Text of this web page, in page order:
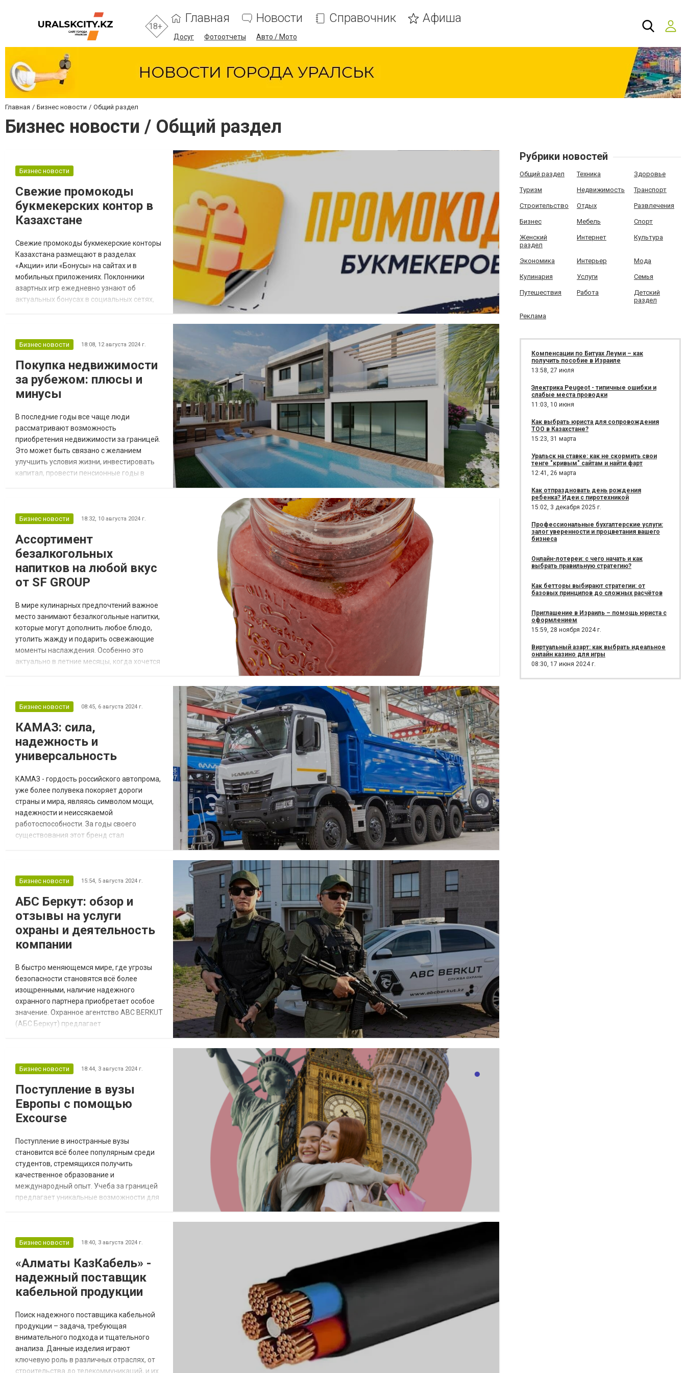
18+
Главная Новости Справочник Афиша
Досуг Фотоотчеты Авто / Мото
Главная Бизнес новости Общий раздел
Бизнес новости / Общий раздел
Бизнес новости
Свежие промокоды
букмекерских контор в
Казахстане
Свежие промокоды букмекерские конторы
Казахстана размещают в разделах
«Акции» или «Бонусы» на сайтах и в
мобильных приложениях. Поклонники
азартных игр ежедневно узнают об
актуальных бонусах в социальных сетях,
электронную почту. Как найти свежие
на сегодня в Казахстане предлагают 4
легальные компании, которые ведут ле...
Бизнес новости 18:08, 12 августа 2024 г.
Покупка недвижимости
за рубежом: плюсы и
минусы
В последние годы все чаще люди
рассматривают возможность
приобретения недвижимости за границей.
Это может быть связано с желанием
улучшить условия жизни, инвестировать
капитал, провести пенсионные годы в
решение, приобретение недвижимости за
Преимущества покупки недвижимости за
рубежом 1. Диверсификация
Бизнес новости 18:32, 10 августа 2024 г.
Ассортимент
безалкогольных
напитков на любой вкус
от SF GROUP
В мире кулинарных предпочтений важное
место занимают безалкогольные напитки,
которые могут дополнить любое блюдо,
утолить жажду и подарить освежающие
моменты наслаждения. Особенно это
актуально в летние месяцы, когда хочется
ассортимент безалкогольных напитков,
вкусовые предпочтения. Здесь
безалкогольные напитки ку...
Бизнес новости 08:45, 6 августа 2024 г.
КАМАЗ: сила,
надежность и
универсальность
КАМАЗ - гордость российского автопрома,
уже более полувека покоряет дороги
страны и мира, являясь символом мощи,
надежности и неиссякаемой
работоспособности. За годы своего
существования этот бренд стал
можно в лизинг под 6% годовых, а также
грузоподъемностью и объемом кузова.
Сила и надежность - фундамент...
Бизнес новости 15:54, 5 августа 2024 г.
АБС Беркут: обзор и
отзывы на услуги
охраны и деятельность
компании
В быстро меняющемся мире, где угрозы
безопасности становятся всё более
изощренными, наличие надежного
охранного партнера приобретает особое
значение. Охранное агентство ABC BERKUT
(АБС Беркут) предлагает
Компания Беркут обеспечивает защиту
используя современные технологии и
профессиональные решения для бе...
Бизнес новости 18:44, 3 августа 2024 г.
Поступление в вузы
Европы с помощью
Excourse
Поступление в иностранные вузы
становится всё более популярным среди
студентов, стремящихся получить
качественное образование и
международный опыт. Учеба за границей
предлагает уникальные возможности для
Обучение за рубежом дает возможность
преимуществами высоких академических
стандартов, разнообразных культурных
пер...
Бизнес новости 18:40, 3 августа 2024 г.
«Алматы КазКабель» -
надежный поставщик
кабельной продукции
Поиск надежного поставщика кабельной
продукции – задача, требующая
внимательного подхода и тщательного
анализа. Данные изделия играют
ключевую роль в различных отраслях, от
строительства до телекоммуникаций, и их
Рубрики новостей
Общий раздел Техника Здоровье
Туризм Недвижимость Транспорт
Строительство Отдых Развлечения
Бизнес Мебель Спорт
Женский
раздел
Интернет Культура
Экономика Интерьер Мода
Кулинария Услуги Семья
Путешествия Работа
Детский
раздел
Реклама
Компенсации по Битуах Леуми – как
получить пособие в Израиле
13:58, 27 июля
Электрика Peugeot - типичные ошибки и
слабые места проводки
11:03, 10 июня
Как выбрать юриста для сопровождения
ТОО в Казахстане?
15:23, 31 марта
Уральск на ставке: как не скормить свои
тенге "кривым" сайтам и найти фарт
12:41, 26 марта
Как отпраздновать день рождения
ребенка? Идеи с пиротехникой
15:02, 3 декабря 2025 г.
Профессиональные бухгалтерские услуги:
залог уверенности и процветания вашего
бизнеса
Онлайн-лотереи: с чего начать и как
выбрать правильную стратегию?
Как бетторы выбирают стратегии: от
базовых принципов до сложных расчётов
Приглашение в Израиль – помощь юриста с
оформлением
15:59, 28 ноября 2024 г.
Виртуальный азарт: как выбрать идеальное
онлайн казино для игры
08:30, 17 июня 2024 г.